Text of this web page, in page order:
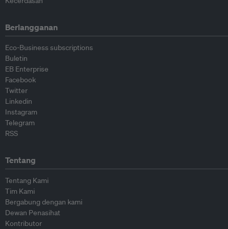
Berlangganan
Eco-Business subscriptions
Buletin
EB Enterprise
Facebook
Twitter
Linkedin
Instagram
Telegram
RSS
Tentang
Tentang Kami
Tim Kami
Bergabung dengan kami
Dewan Penasihat
Kontributor